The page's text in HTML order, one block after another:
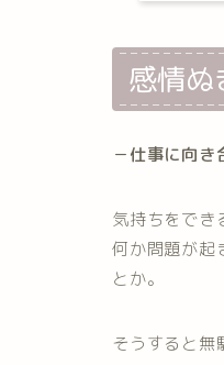
感情ぬ
－仕事に向き
気持ちをでき
何か問題が起
とか。
そうすると無